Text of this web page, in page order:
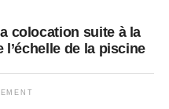
colocation suite à la
de la piscine